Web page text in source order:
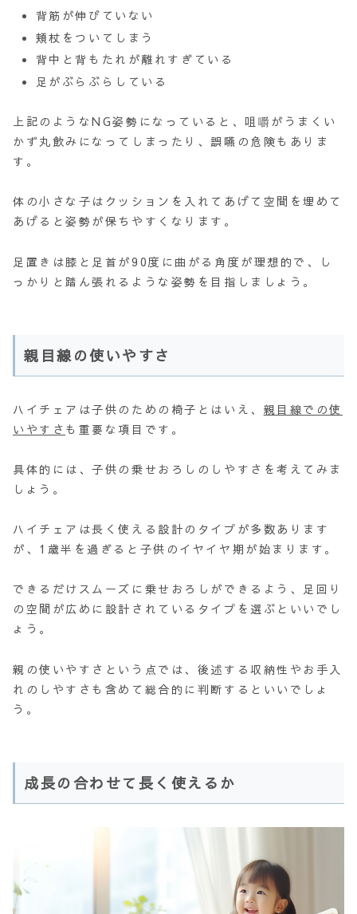
背筋が伸びていない
頬杖をついてしまう
背中と背もたれが離れすぎている
足がぶらぶらしている
上記のようなNG姿勢になっていると、咀嚼がうまくい
かず丸飲みになってしまったり、誤嚥の危険もありま
す。
体の小さな子はクッションを入れてあげて空間を埋めて
あげると姿勢が保ちやすくなります。
足置きは膝と足首が90度に曲がる角度が理想的で、し
っかりと踏ん張れるような姿勢を目指しましょう。
親目線の使いやすさ
ハイチェアは子供のための椅子とはいえ、 親目線での使
いやすさ も重要な項目です。
具体的には、子供の乗せおろしのしやすさを考えてみま
しょう。
ハイチェアは長く使える設計のタイプが多数あります
が、1歳半を過ぎると子供のイヤイヤ期が始まります。
できるだけスムーズに乗せおろしができるよう、足回り
の空間が広めに設計されているタイプを選ぶといいでし
ょう。
親の使いやすさという点では、後述する収納性やお手入
れのしやすさも含めて総合的に判断するといいでしょ
う。
成長の合わせて長く使えるか